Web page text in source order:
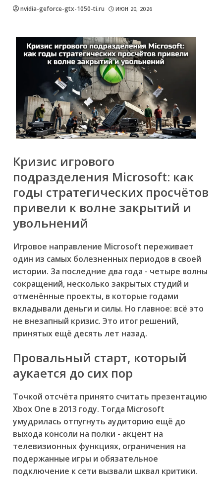
nvidia-geforce-gtx-1050-ti.ru ИЮН 20, 2026
Кризис игрового
подразделения Microsoft: как
годы стратегических просчётов
привели к волне закрытий и
увольнений
Игровое направление Microsoft переживает
один из самых болезненных периодов в своей
истории. За последние два года - четыре волны
сокращений, несколько закрытых студий и
отменённые проекты, в которые годами
вкладывали деньги и силы. Но главное: всё это
не внезапный кризис. Это итог решений,
принятых ещё десять лет назад.
Провальный старт, который
аукается до сих пор
Точкой отсчёта принято считать презентацию
Xbox One в 2013 году. Тогда Microsoft
умудрилась отпугнуть аудиторию ещё до
выхода консоли на полки - акцент на
телевизионных функциях, ограничения на
подержанные игры и обязательное
подключение к сети вызвали шквал критики.